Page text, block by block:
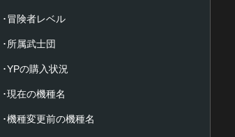
･冒険者レベル
･所属武士団
･YPの購入状況
･現在の機種名
･機種変更前の機種名